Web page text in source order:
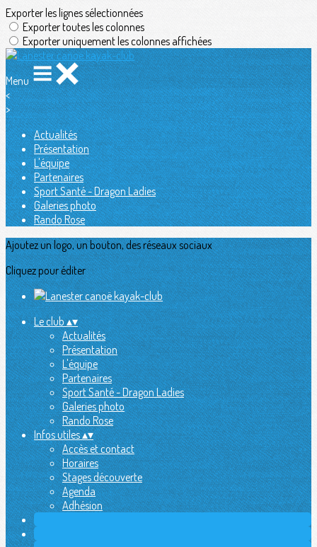
Exporter les lignes sélectionnées
Exporter toutes les colonnes
Exporter uniquement les colonnes affichées
Menu
<
>
Actualités
Présentation
L'équipe
Partenaires
Sport Santé - Dragon Ladies
Galeries photo
Rando Rose
Ajoutez un logo, un bouton, des réseaux sociaux
Cliquez pour éditer
Le club▴▾
Actualités
Présentation
L'équipe
Partenaires
Sport Santé - Dragon Ladies
Galeries photo
Rando Rose
Infos utiles▴▾
Accès et contact
Horaires
Stages découverte
Agenda
Adhésion